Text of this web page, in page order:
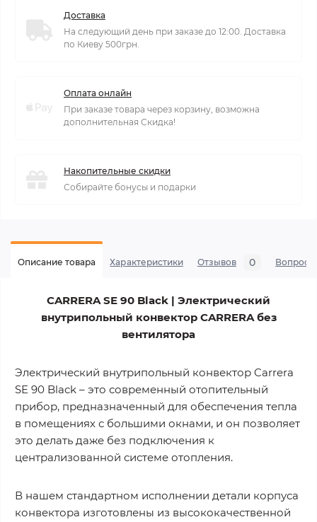
Доставка
На следующий день при заказе до 12:00. Доставка
по Киеву 500грн.
Оплата онлайн
При заказе товара через корзину, возможна
дополнительная Скидка!
Накопительные скидки
Собирайте бонусы и подарки
Описание товара Характеристики Отзывов 0 Вопросы
CARRERA SE 90 Black | Электрический
внутрипольный конвектор CARRERA без
вентилятора
Электрический внутрипольный конвектор Carrera
SE 90 Black – это современный отопительный
прибор, предназначенный для обеспечения тепла
в помещениях с большими окнами, и он позволяет
это делать даже без подключения к
централизованной системе отопления.
В нашем стандартном исполнении детали корпуса
конвектора изготовлены из высококачественной